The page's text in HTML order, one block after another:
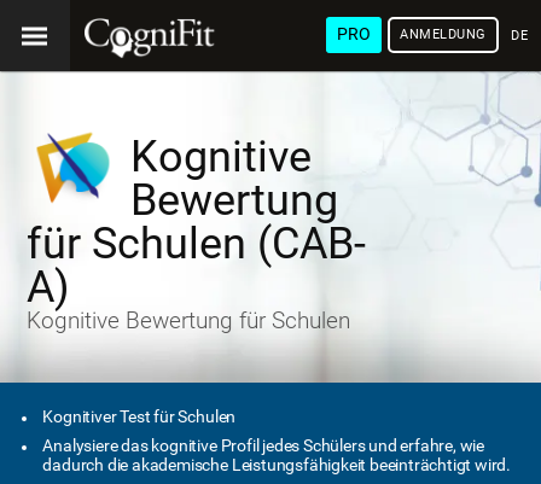
PRO ANMELDUNG
Kognitive
Bewertung
für Schulen (CAB-
A)
Kognitive Bewertung für Schulen
Kognitiver Test für Schulen
Analysiere das kognitive Profil jedes Schülers und erfahre, wie
dadurch die akademische Leistungsfähigkeit beeinträchtigt wird.